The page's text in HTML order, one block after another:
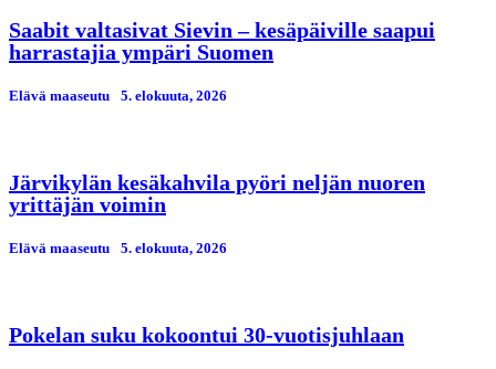
Saabit valtasivat Sievin – kesäpäiville saapui
harrastajia ympäri Suomen
Elävä maaseutu 5. elokuuta, 2026
Järvikylän kesäkahvila pyöri neljän nuoren
yrittäjän voimin
Elävä maaseutu 5. elokuuta, 2026
Pokelan suku kokoontui 30-vuotisjuhlaan